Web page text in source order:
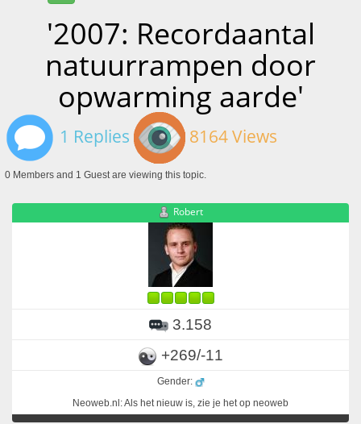
'2007: Recordaantal
natuurrampen door
opwarming aarde'
1 Replies 8164 Views
0 Members and 1 Guest are viewing this topic.
Robert
3.158
+269/-11
Gender:
Neoweb.nl: Als het nieuw is, zie je het op neoweb